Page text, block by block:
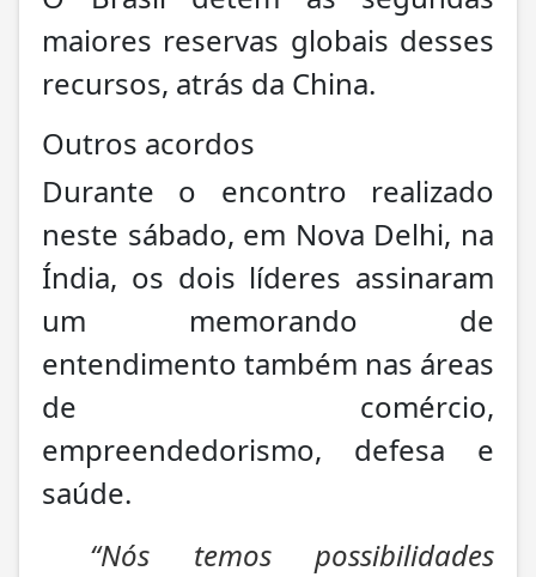
maiores reservas globais desses
recursos, atrás da China.
Outros acordos
Durante o encontro realizado
neste sábado, em Nova Delhi, na
Índia, os dois líderes assinaram
um memorando de
entendimento também nas áreas
de comércio,
empreendedorismo, defesa e
saúde.
“Nós temos possibilidades